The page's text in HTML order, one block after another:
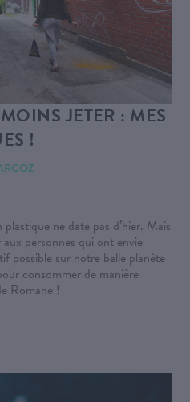
JETER : MES
!
ne date pas d’hier. Mais
personnes qui ont envie
possible sur notre belle planète
consommer de manière
Romane !